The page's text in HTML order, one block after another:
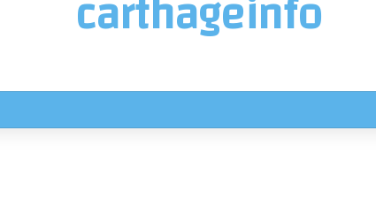
الجمعة في هذه المناطق